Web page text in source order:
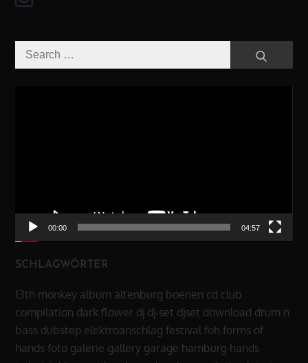
Search
for:
00:00 04:57
SCHLAGWÖRTER
13th monkey album altenburg boenen cd club
compilation dark flower dj dj-set djset download drum n
bass dubstep elektroanschlag festival foh forms of
hands foto galerie gallery garage hamburg hands